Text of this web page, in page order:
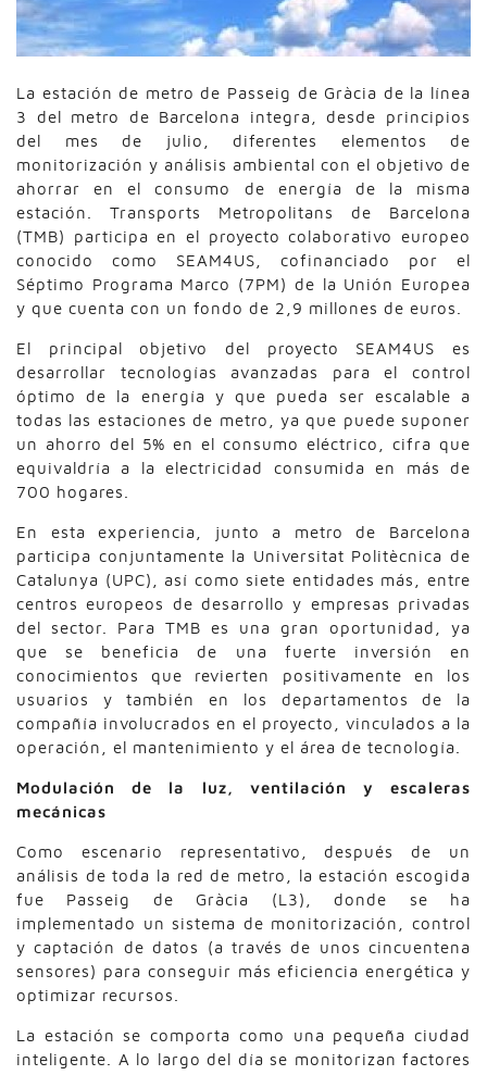
La estación de metro de Passeig de Gràcia de la línea
3 del metro de Barcelona integra, desde principios
del mes de julio, diferentes elementos de
monitorización y análisis ambiental con el objetivo de
ahorrar en el consumo de energía de la misma
estación. Transports Metropolitans de Barcelona
(TMB) participa en el proyecto colaborativo europeo
conocido como SEAM4US, cofinanciado por el
Séptimo Programa Marco (7PM) de la Unión Europea
y que cuenta con un fondo de 2,9 millones de euros.
El principal objetivo del proyecto SEAM4US es
desarrollar tecnologías avanzadas para el control
óptimo de la energía y que pueda ser escalable a
todas las estaciones de metro, ya que puede suponer
un ahorro del 5% en el consumo eléctrico, cifra que
equivaldría a la electricidad consumida en más de
700 hogares.
En esta experiencia, junto a metro de Barcelona
participa conjuntamente la Universitat Politècnica de
Catalunya (UPC), así como siete entidades más, entre
centros europeos de desarrollo y empresas privadas
del sector. Para TMB es una gran oportunidad, ya
que se beneficia de una fuerte inversión en
conocimientos que revierten positivamente en los
usuarios y también en los departamentos de la
compañía involucrados en el proyecto, vinculados a la
operación, el mantenimiento y el área de tecnología.
Modulación de la luz, ventilación y escaleras
mecánicas
Como escenario representativo, después de un
análisis de toda la red de metro, la estación escogida
fue Passeig de Gràcia (L3), donde se ha
implementado un sistema de monitorización, control
y captación de datos (a través de unos cincuentena
sensores) para conseguir más eficiencia energética y
optimizar recursos.
La estación se comporta como una pequeña ciudad
inteligente. A lo largo del día se monitorizan factores